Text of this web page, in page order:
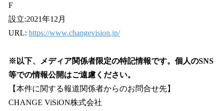
F
設立:2021年12月
URL: https://www.changevision.jp/
※以下、メディア関係者限定の特記情報です。個人のSNS
等での情報公開はご遠慮ください。
【本件に関する報道関係者からのお問合せ先】
CHANGE ViSiON株式会社